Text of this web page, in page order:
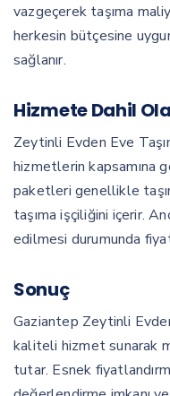
vazgeçerek taşıma
herkesin bütçesine
sağlanır.
Hizmete Dahil
Zeytinli Evden Eve
hizmetlerin kapsamına
paketleri genellikle
taşıma işçiliğini içerir.
edilmesi durumunda
Sonuç
Gaziantep Zeytinli
kaliteli hizmet sunarak
tutar. Esnek